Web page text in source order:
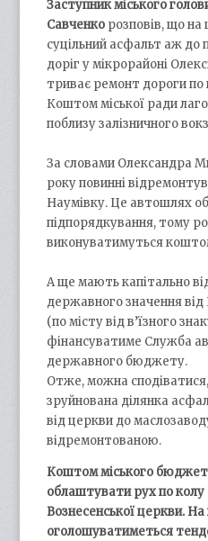
Заступник міського
Савченко розповів, що на
суцільний асфальт аж до
доріг у мікрорайоні
триває ремонт дороги по
Коштом міської ради
поблизу залізничного
За словами Олександра
року повинні
Наумівку. Це автошлях
підпорядкування, тому
виконуватимуться
А ще мають капітально
державного значення
(по місту від в’їзного
фінансуватиме Служба
державного бюджету.
Отже, можна
зруйнована ділянка
від церкви до
відремонтованою.
Коштом міського
облаштувати рух по колу
Вознесенської церкви.
оголошуватиметься